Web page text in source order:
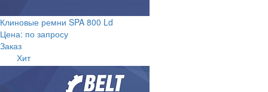
Клиновые ремни SPA 800 Ld
Цена: по запросу
Заказ
Хит